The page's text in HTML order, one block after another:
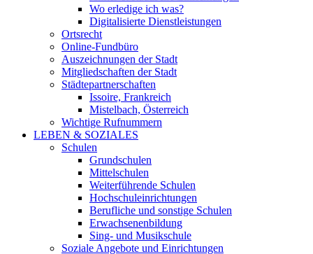
Wo erledige ich was?
Digitalisierte Dienstleistungen
Ortsrecht
Online-Fundbüro
Auszeichnungen der Stadt
Mitgliedschaften der Stadt
Städtepartnerschaften
Issoire, Frankreich
Mistelbach, Österreich
Wichtige Rufnummern
LEBEN & SOZIALES
Schulen
Grundschulen
Mittelschulen
Weiterführende Schulen
Hochschuleinrichtungen
Berufliche und sonstige Schulen
Erwachsenenbildung
Sing- und Musikschule
Soziale Angebote und Einrichtungen